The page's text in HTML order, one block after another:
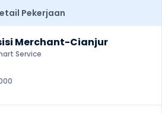
Pekerjaan
Merchant-Cianjur
Service